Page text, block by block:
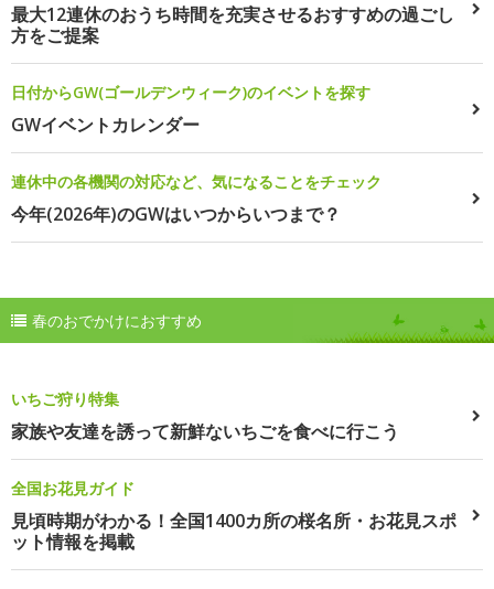
最大12連休のおうち時間を充実させるおすすめの過ごし
方をご提案
日付からGW(ゴールデンウィーク)のイベントを探す
GWイベントカレンダー
連休中の各機関の対応など、気になることをチェック
今年(2026年)のGWはいつからいつまで？
春のおでかけにおすすめ
いちご狩り特集
家族や友達を誘って新鮮ないちごを食べに行こう
全国お花見ガイド
見頃時期がわかる！全国1400カ所の桜名所・お花見スポ
ット情報を掲載